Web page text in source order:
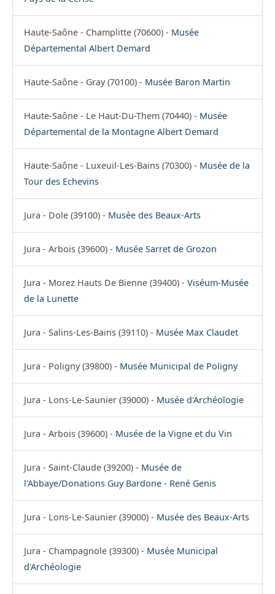
Haute-Saône - Champlitte (70600) - Musée
Départemental Albert Demard
Haute-Saône - Gray (70100) - Musée Baron Martin
Haute-Saône - Le Haut-Du-Them (70440) - Musée
Départemental de la Montagne Albert Demard
Haute-Saône - Luxeuil-Les-Bains (70300) - Musée de la
Tour des Echevins
Jura - Dole (39100) - Musée des Beaux-Arts
Jura - Arbois (39600) - Musée Sarret de Grozon
Jura - Morez Hauts De Bienne (39400) - Viséum-Musée
de la Lunette
Jura - Salins-Les-Bains (39110) - Musée Max Claudet
Jura - Poligny (39800) - Musée Municipal de Poligny
Jura - Lons-Le-Saunier (39000) - Musée d'Archéologie
Jura - Arbois (39600) - Musée de la Vigne et du Vin
Jura - Saint-Claude (39200) - Musée de
l'Abbaye/Donations Guy Bardone - René Genis
Jura - Lons-Le-Saunier (39000) - Musée des Beaux-Arts
Jura - Champagnole (39300) - Musée Municipal
d'Archéologie